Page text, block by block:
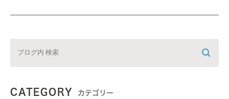
CATEGORY カテゴリー